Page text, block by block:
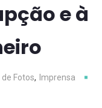
e à
de Fotos,
Imprensa